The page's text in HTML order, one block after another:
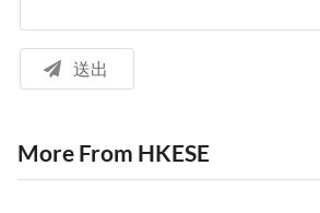
送出
More From HKESE